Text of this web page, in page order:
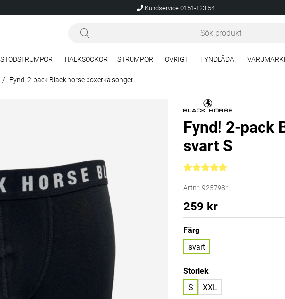
Kundservice 0151-123 54
STÖDSTRUMPOR HALKSOCKOR STRUMPOR ÖVRIGT FYNDLÅDA!
Fynd! 2-pack Black horse boxerkalsonger
Fynd! 2-pack
svart S
Medelbetyg 5 av 5 Antal betyg
Artnr: 925798r
259 kr
Färg
svart
Storlek
S
XXL